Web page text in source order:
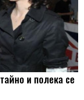
и полека се